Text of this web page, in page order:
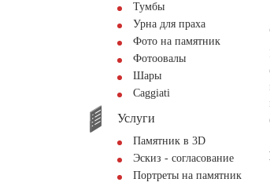
Тумбы
Урна для праха
Фото на памятник
Фотоовалы
Шары
Сaggiati
Услуги
Памятник в 3D
Эскиз - согласование
Портреты на памятник